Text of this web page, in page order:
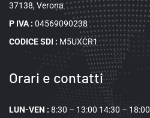
37138, Verona
P IVA : 04569090238
CODICE SDI : M5UXCR1
Orari e contatti
LUN-VEN : 8:30 – 13:00 14:30 – 18:00